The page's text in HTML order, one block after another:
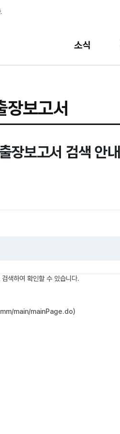
연구소 소식
장보고서
장보고서 검색 안내
색하여 확인할 수 있습니다.
main/mainPage.do)